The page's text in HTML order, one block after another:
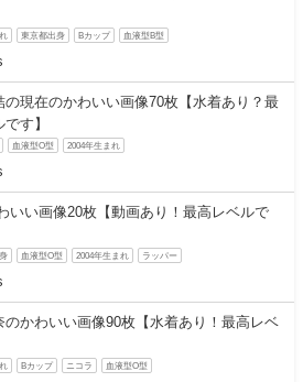
東京都出身 Bカップ 血液型B型
の現在のかわいい画像70枚【水着あり？最
す】
血液型O型 2004年生まれ
いい画像20枚【動画あり！最高レベルで
血液型O型 2004年生まれ ラッパー
のかわいい画像90枚【水着あり！最高レベ
Bカップ ニコラ 血液型O型